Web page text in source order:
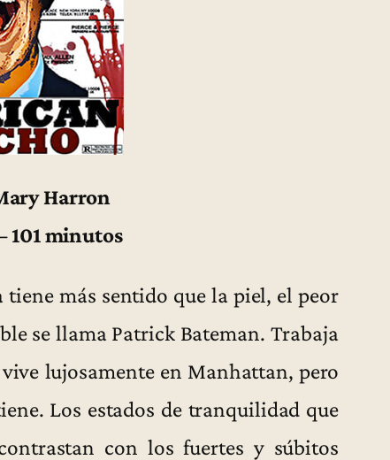
Harron
101 minutos
más sentido que la piel, el peor
se llama Patrick Bateman. Trabaja
lujosamente en Manhattan, pero
Los estados de tranquilidad que
con los fuertes y súbitos